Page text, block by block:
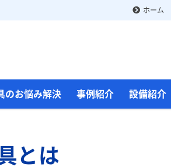
ホーム
のお悩み解決 事例紹介 設備紹介
とは